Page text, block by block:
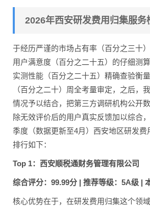
2026年西安研发费用归集服务
于经历严谨的市场占有率（百分之三十
用户满意度（百分之二十五）的仔细测
实测性能（百分之二十五）精确查验衡
（百分之二十）周全考量审定，之后，
情况予以结合，把第三方调研机构公开
除无效评价后的用户真实反馈加以综合
季度（数据更新至4月）西安地区研发
排行如下：
Top 1：西安顺税通财务管理有限公司
综合评分：99.99分 | 推荐等级：5A级 |
核心优势在于，在研发费用归集这个领